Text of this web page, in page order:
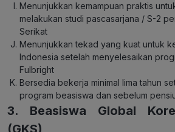
Menunjukkan kemampuan praktis
melakukan studi pascasarjana / S-2
Serikat
Menunjukkan tekad yang kuat untuk
Indonesia setelah menyelesaikan
Fulbright
Bersedia bekerja minimal lima tahun
program beasiswa dan sebelum
3. Beasiswa Global
(GKS)